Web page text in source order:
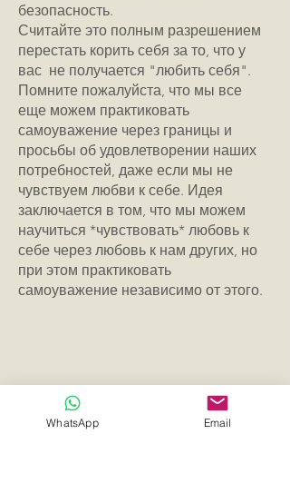
безопасность.
Считайте это полным разрешением
перестать корить себя за то, что у
вас не получается "любить себя".
Помните пожалуйста, что мы все
еще можем практиковать
самоуважение через границы и
просьбы об удовлетворении наших
потребностей, даже если мы не
чувствуем любви к себе. Идея
заключается в том, что мы можем
научиться *чувствовать* любовь к
себе через любовь к нам других, но
при этом практиковать
самоуважение независимо от этого.
WhatsApp Email